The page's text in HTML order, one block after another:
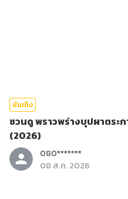
บันเทิง
ชวนดู พราวพร่างบุปผาตระ
(2026)
080*******
08 ส.ค. 2026